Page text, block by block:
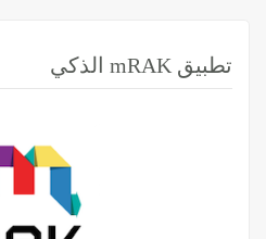
الذكي mRAK تطبيق